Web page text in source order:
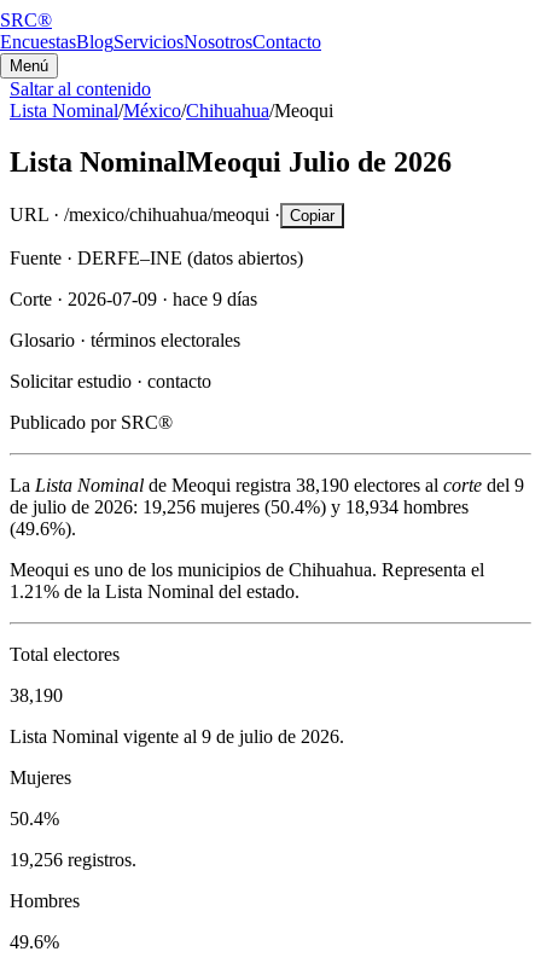
SRC®
EncuestasBlogServiciosNosotrosContacto
Menú
Saltar al contenido
Lista Nominal/México/Chihuahua/Meoqui
Lista NominalMeoqui Julio de 2026
URL · /mexico/chihuahua/meoqui · Copiar
Fuente · DERFE–INE (datos abiertos)
Corte · 2026-07-09 · hace 9 días
Glosario · términos electorales
Solicitar estudio · contacto
Publicado por SRC®
La Lista Nominal de Meoqui registra 38,190 electores al corte del 9
de julio de 2026: 19,256 mujeres (50.4%) y 18,934 hombres
(49.6%).
Meoqui es uno de los municipios de Chihuahua. Representa el
1.21% de la Lista Nominal del estado.
Total electores
38,190
Lista Nominal vigente al 9 de julio de 2026.
Mujeres
50.4%
19,256 registros.
Hombres
49.6%